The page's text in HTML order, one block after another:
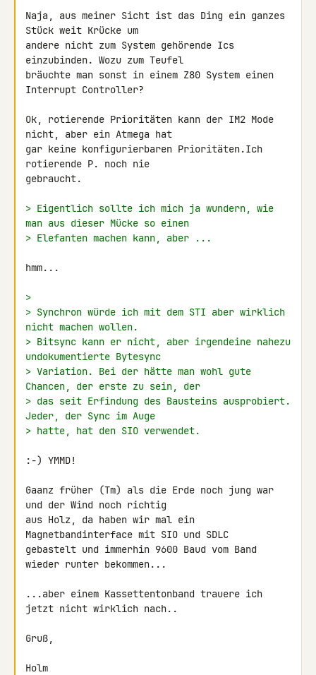
Naja, aus meiner Sicht ist das Ding ein ganzes
Stück weit Krücke um
andere nicht zum System gehörende Ics
einzubinden. Wozu zum Teufel
bräuchte man sonst in einem Z80 System einen
Interrupt Controller?
Ok, rotierende Prioritäten kann der IM2 Mode
nicht, aber ein Atmega hat
gar keine konfigurierbaren Prioritäten.Ich
rotierende P. noch nie
gebraucht.
> Eigentlich sollte ich mich ja wundern, wie
man aus dieser Mücke so einen
> Elefanten machen kann, aber ...
hmm...
>
> Synchron würde ich mit dem STI aber wirklich
nicht machen wollen.
> Bitsync kann er nicht, aber irgendeine nahezu
undokumentierte Bytesync
> Variation. Bei der hätte man wohl gute
Chancen, der erste zu sein, der
> das seit Erfindung des Bausteins ausprobiert.
Jeder, der Sync im Auge
> hatte, hat den SIO verwendet.
:-) YMMD!
Gaanz früher (Tm) als die Erde noch jung war
und der Wind noch richtig
aus Holz, da haben wir mal ein
Magnetbandinterface mit SIO und SDLC
gebastelt und immerhin 9600 Baud vom Band
wieder runter bekommen...
...aber einem Kassettentonband trauere ich
jetzt nicht wirklich nach..
Gruß,
Holm